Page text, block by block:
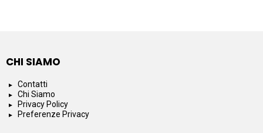
CHI SIAMO
Contatti
Chi Siamo
Privacy Policy
Preferenze Privacy